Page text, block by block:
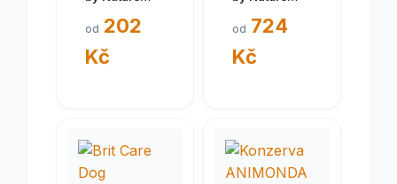
od 202
Kč
15 kg
od 724
Kč